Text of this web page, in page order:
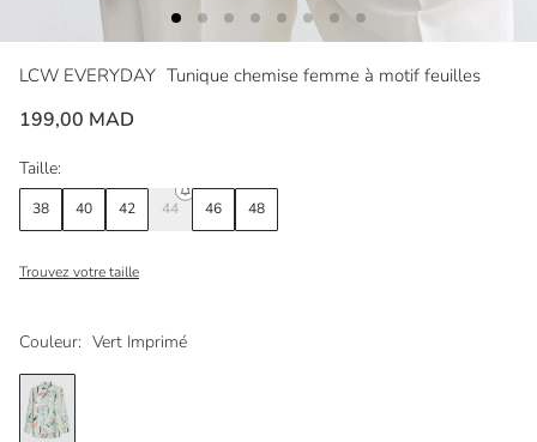
LCW EVERYDAY Tunique chemise femme à motif feuilles
199,00 MAD
Couleur: Vert Imprimé
Taille:
38 40 42 44 46 48
Trouvez votre taille